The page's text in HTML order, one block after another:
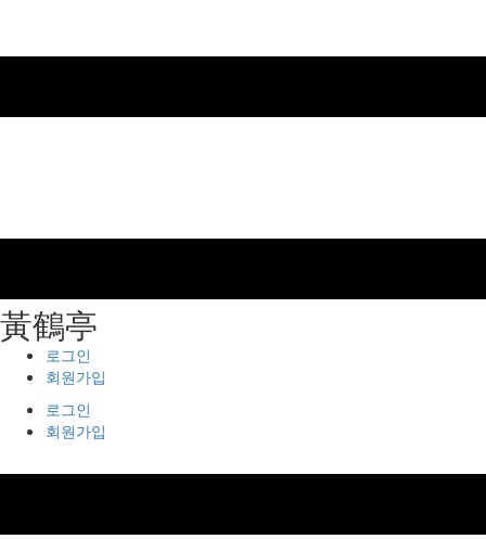
⿈鶴亭
로그인
회원가입
로그인
회원가입